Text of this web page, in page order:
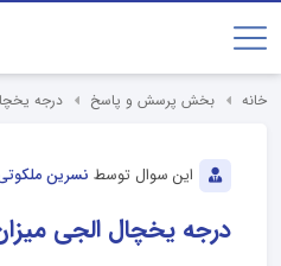
خانه بخش پرسش و پاسخ درجه
این سوال توسط نسرین
درجه یخچال الجی